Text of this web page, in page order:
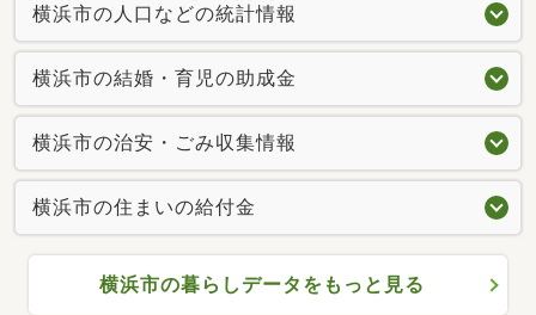
横浜市の人口などの統計情報
横浜市の結婚・育児の助成金
横浜市の治安・ごみ収集情報
横浜市の住まいの給付金
横浜市の暮らしデータをもっと見る